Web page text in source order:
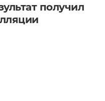
получил